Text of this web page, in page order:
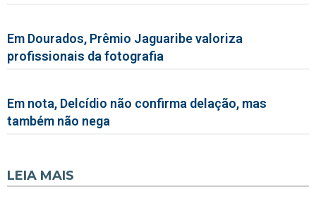
Em Dourados, Prêmio Jaguaribe valoriza
profissionais da fotografia
Em nota, Delcídio não confirma delação, mas
também não nega
LEIA MAIS